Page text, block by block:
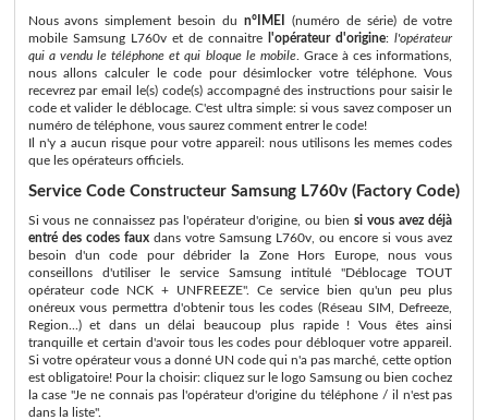
Nous avons simplement besoin du n°IMEI
(numéro de série) de votre
mobile Samsung L760v et de connaitre
l'opérateur d'origine:l'opérateur
qui a vendu le téléphone et qui bloque le mobile. Grace à ces informations,
nous allons calculer le code pour désimlocker votre téléphone. Vous
recevrez par email le(s) code(s) accompagné des instructions pour saisir le
code et valider le déblocage. C'est ultra simple: si vous savez composer un
numéro de téléphone, vous saurez comment entrer le code!
Il n'y a aucun risque pour votre appareil: nous utilisons les memes codes
que les opérateurs officiels.
Service Code Constructeur Samsung L760v (Factory Code)
Si vous ne connaissez pas l'opérateur d'origine, ou bien si vous avez déjà
entré des codes fauxdans votre Samsung L760v, ou encore si vous avez
besoin d'un code pour débrider la Zone Hors Europe, nous vous
conseillons d'utiliser le service Samsung intitulé "Déblocage TOUT
opérateur code NCK + UNFREEZE". Ce service bien qu'un peu plus
onéreux vous permettra d'obtenir tous les codes (Réseau SIM, Defreeze,
Region...) et dans un délai beaucoup plus rapide ! Vous êtes ainsi
tranquille et certain d'avoir tous les codes pour débloquer votre appareil.
Si votre opérateur vous a donné UN code qui n'a pas marché, cette option
est obligatoire! Pour la choisir: cliquez sur le logo Samsung ou bien cochez
la case "Je ne connais pas l'opérateur d'origine du téléphone / il n'est pas
dans la liste".